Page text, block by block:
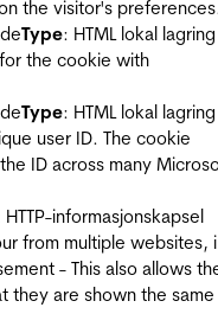
the visitor's
Type: HTML lokal lagring
the cookie with
Type: HTML lokal lagring
user ID. The cookie
ID across many
HTTP-informasjonskapsel
from multiple websites,
- This also allows
they are shown the same